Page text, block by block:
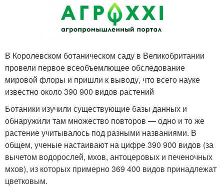
В Королевском ботаническом саду в Великобритании
провели первое всеобъемлющее обследование
мировой флоры и пришли к выводу, что всего науке
известно около 390 900 видов растений
Ботаники изучили существующие базы данных и
обнаружили там множество повторов — одно и то же
растение учитывалось под разными названиями. В
общем, ученые настаивают на цифре 390 900 видов (за
вычетом водорослей, мхов, антоцеровых и печеночных
мхов), из которых примерно 369 400 видов принадлежат
цветковым.